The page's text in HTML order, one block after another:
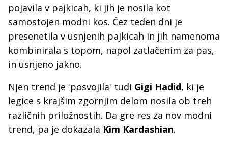
pojavila v pajkicah, ki jih je nosila kot
samostojen modni kos. Čez teden dni je
presenetila v usnjenih pajkicah in jih namenoma
kombinirala s topom, napol zatlačenim za pas,
in usnjeno jakno.
Njen trend je 'posvojila' tudi Gigi Hadid, ki je
legice s krajšim zgornjim delom nosila ob treh
različnih priložnostih. Da gre res za nov modni
trend, pa je dokazala Kim Kardashian.